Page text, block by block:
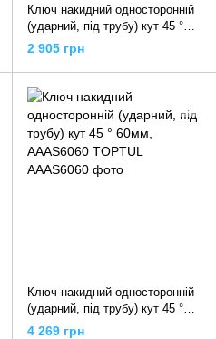
Ключ накидний односторонній
(ударний, під трубу) кут 45 °
50мм, AAAS5050 TOPTUL
2 905 грн
Ключ накидний односторонній
(ударний, під трубу) кут 45 °
60мм, AAAS6060 TOPTUL
4 269 грн